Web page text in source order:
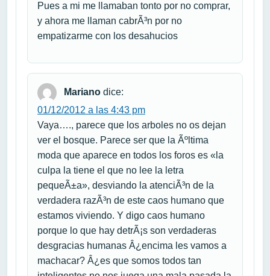
Pues a mi me llamaban tonto por no comprar,
y ahora me llaman cabrÃ³n por no
empatizarme con los desahucios
Mariano dice:
01/12/2012 a las 4:43 pm
Vaya…., parece que los arboles no os dejan
ver el bosque. Parece ser que la Ãºltima
moda que aparece en todos los foros es «la
culpa la tiene el que no lee la letra
pequeÃ±a», desviando la atenciÃ³n de la
verdadera razÃ³n de este caos humano que
estamos viviendo. Y digo caos humano
porque lo que hay detrÃ¡s son verdaderas
desgracias humanas Â¿encima les vamos a
machacar? Â¿es que somos todos tan